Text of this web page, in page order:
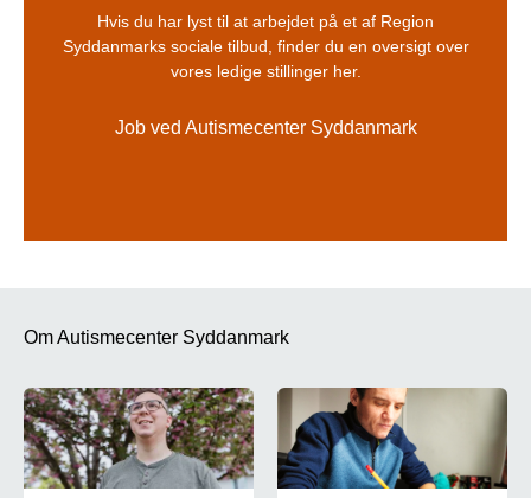
Hvis du har lyst til at arbejdet på et af Region
Syddanmarks sociale tilbud, finder du en oversigt over
vores ledige stillinger her.
Job ved Autismecenter Syddanmark
Om Autismecenter Syddanmark